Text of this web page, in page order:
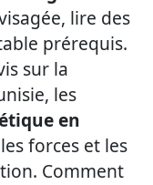
lire des
prérequis.
sur la
les
en
forces et les
Comment